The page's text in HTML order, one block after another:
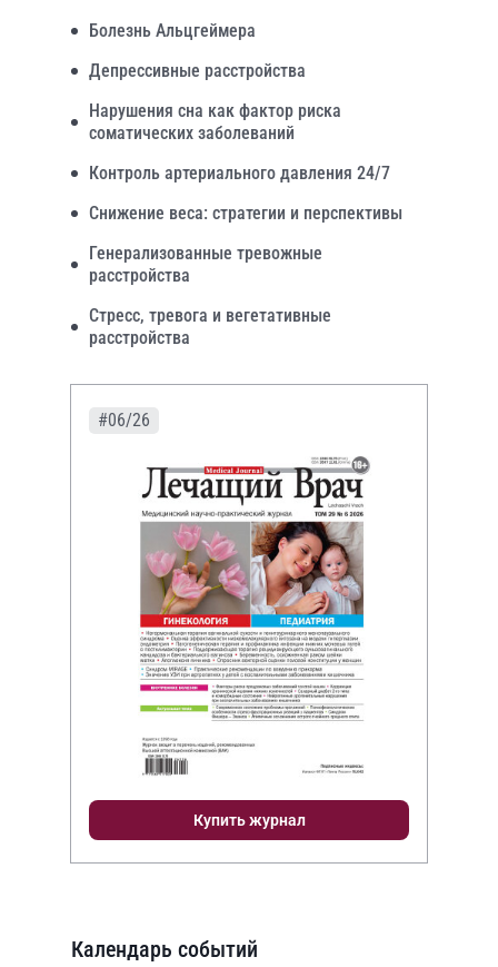
Болезнь Альцгеймера
Депрессивные расстройства
Нарушения сна как фактор риска
соматических заболеваний
Контроль артериального давления 24/7
Снижение веса: стратегии и перспективы
Генерализованные тревожные
расстройства
Стресс, тревога и вегетативные
расстройства
#06/26
Купить журнал
Календарь событий